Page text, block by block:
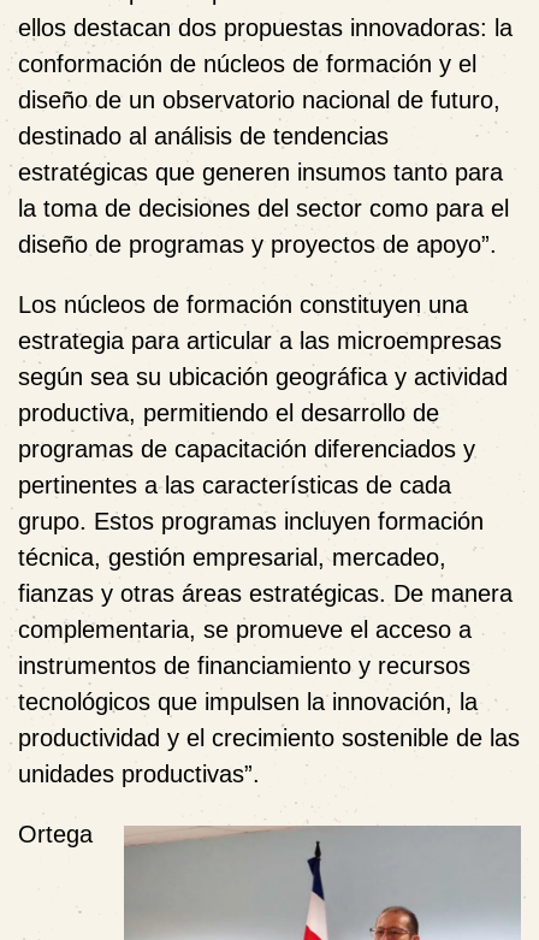
ellos destacan dos propuestas innovadoras: la
conformación de núcleos de formación y el
diseño de un observatorio nacional de futuro,
destinado al análisis de tendencias
estratégicas que generen insumos tanto para
la toma de decisiones del sector como para el
diseño de programas y proyectos de apoyo”.
Los núcleos de formación constituyen una
estrategia para articular a las microempresas
según sea su ubicación geográfica y actividad
productiva, permitiendo el desarrollo de
programas de capacitación diferenciados y
pertinentes a las características de cada
grupo. Estos programas incluyen formación
técnica, gestión empresarial, mercadeo,
fianzas y otras áreas estratégicas. De manera
complementaria, se promueve el acceso a
instrumentos de financiamiento y recursos
tecnológicos que impulsen la innovación, la
productividad y el crecimiento sostenible de las
unidades productivas”.
Ortega